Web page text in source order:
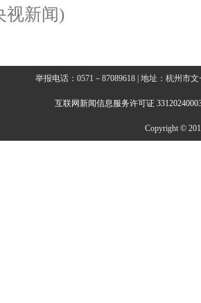
视新闻)
举报电话：0571－87089618 | 地址：杭州市
互联网新闻信息服务许可证
Copyright ©